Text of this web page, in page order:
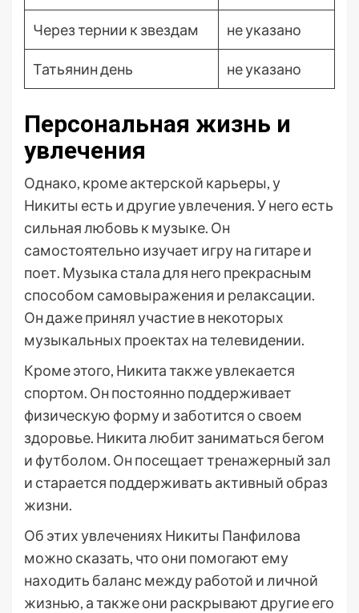
Через тернии к звездам не указано
Татьянин день не указано
Персональная жизнь и
увлечения
Однако, кроме актерской карьеры, у
Никиты есть и другие увлечения. У него есть
сильная любовь к музыке. Он
самостоятельно изучает игру на гитаре и
поет. Музыка стала для него прекрасным
способом самовыражения и релаксации.
Он даже принял участие в некоторых
музыкальных проектах на телевидении.
Кроме этого, Никита также увлекается
спортом. Он постоянно поддерживает
физическую форму и заботится о своем
здоровье. Никита любит заниматься бегом
и футболом. Он посещает тренажерный зал
и старается поддерживать активный образ
жизни.
Об этих увлечениях Никиты Панфилова
можно сказать, что они помогают ему
находить баланс между работой и личной
жизнью, а также они раскрывают другие его